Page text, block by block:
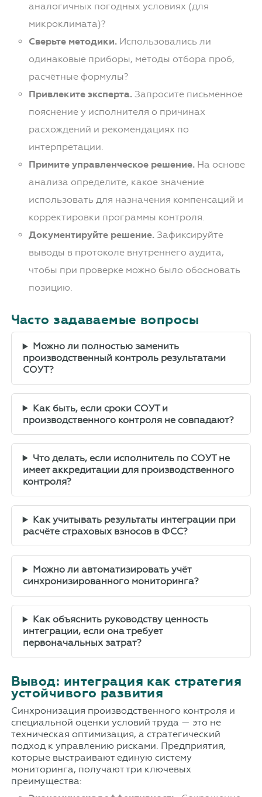
аналогичных погодных условиях (для
микроклимата)?
Сверьте методики.Использовались ли
одинаковые приборы, методы отбора проб,
расчётные формулы?
Привлеките эксперта.Запросите письменное
пояснение у исполнителя о причинах
расхождений и рекомендациях по
интерпретации.
Примите управленческое решение.На основе
анализа определите, какое значение
использовать для назначения компенсаций и
корректировки программы контроля.
Документируйте решение.Зафиксируйте
выводы в протоколе внутреннего аудита,
чтобы при проверке можно было обосновать
позицию.
Часто задаваемые вопросы
Можно ли полностью заменить
производственный контроль результатами
СОУТ?
Как быть, если сроки СОУТ и
производственного контроля не совпадают?
Что делать, если исполнитель по СОУТ не
имеет аккредитации для производственного
контроля?
Как учитывать результаты интеграции при
расчёте страховых взносов в ФСС?
Можно ли автоматизировать учёт
синхронизированного мониторинга?
Как объяснить руководству ценность
интеграции, если она требует
первоначальных затрат?
Вывод: интеграция как стратегия
устойчивого развития
Синхронизация производственного контроля и
специальной оценки условий труда — это не
техническая оптимизация, а стратегический
подход к управлению рисками. Предприятия,
которые выстраивают единую систему
мониторинга, получают три ключевых
преимущества: